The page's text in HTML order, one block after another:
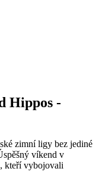
Hippos -
zimní ligy bez jediné
víkend v
kteří vybojovali